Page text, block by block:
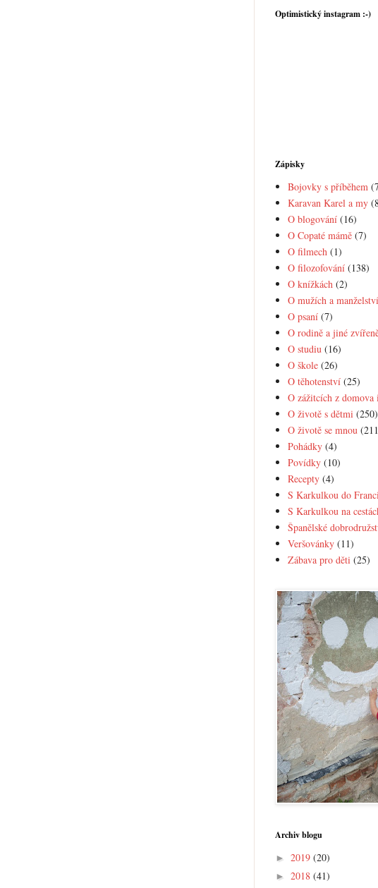
Optimistický instagram :-)
Zápisky
Bojovky s příběhem
Karavan Karel a my
O blogování (16)
O Copaté mámě (7)
O filmech (1)
O filozofování (138)
O knížkách (2)
O mužích a manželství
O psaní (7)
O rodině a jiné
O studiu (16)
O škole (26)
O těhotenství (25)
O zážitcích z domova
O životě s dětmi (250)
O životě se mnou
Pohádky (4)
Povídky (10)
Recepty (4)
S Karkulkou do
S Karkulkou na
Španělské
Veršovánky (11)
Zábava pro děti (25)
Archiv blogu
► 2019 (20)
► 2018 (41)